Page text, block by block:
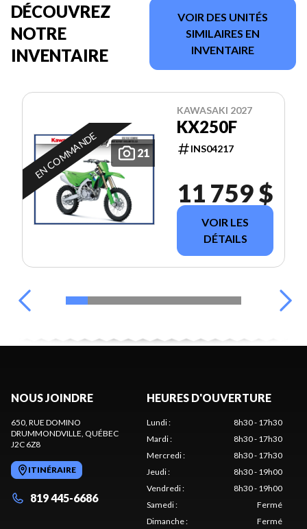
DÉCOUVREZ
NOTRE
INVENTAIRE
VOIR DES UNITÉS
SIMILAIRES EN
INVENTAIRE
21
EN COMMANDE
KAWASAKI 2027
KX250F
INS04217
11 759 $
VOIR LES
DÉTAILS
NOUS JOINDRE
650, RUE DOMINO
DRUMMONDVILLE, QUÉBEC
J2C 6Z8
ITINÉRAIRE
819 445-6686
HEURES D'OUVERTURE
Lundi:
8h30 - 17h30
Mardi:
8h30 - 17h30
Mercredi:
8h30 - 17h30
Jeudi:
8h30 - 19h00
Vendredi:
8h30 - 19h00
Samedi:
Fermé
Dimanche: Fermé